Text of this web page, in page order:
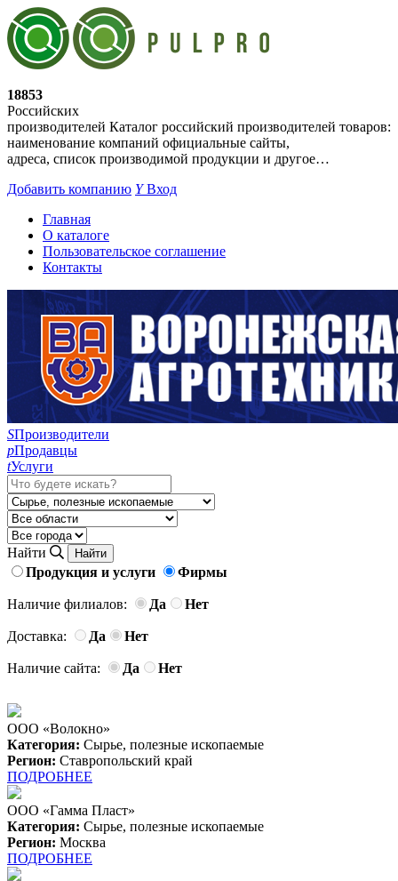
18853
Российских
производителей Каталог российский производителей товаров:
наименование компаний официальные сайты,
адреса, список производимой продукции и другое…
Добавить компанию YВход
Главная
О каталоге
Пользовательское соглашение
Контакты
SПроизводители
pПродавцы
tУслуги
Найти
Продукция и услуги
Фирмы
Наличие филиалов: Да Нет
Доставка: Да Нет
Наличие сайта: Да Нет
ООО «Волокно»
Категория: Сырье, полезные ископаемые
Регион: Ставропольский край
ПОДРОБНЕЕ
ООО «Гамма Пласт»
Категория: Сырье, полезные ископаемые
Регион: Москва
ПОДРОБНЕЕ